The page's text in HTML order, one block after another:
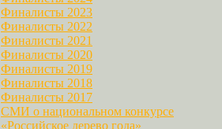
Финалисты 2023
Финалисты 2022
Финалисты 2021
Финалисты 2020
Финалисты 2019
Финалисты 2018
Финалисты 2017
СМИ о национальном конкурсе
«Российское дерево года»